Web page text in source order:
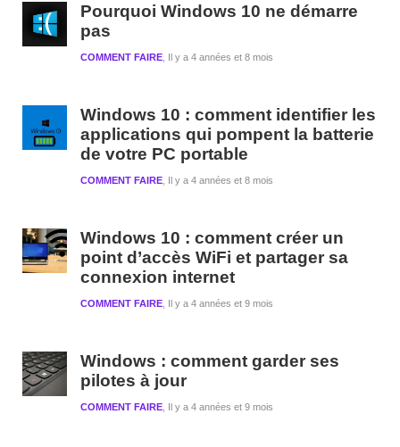
Pourquoi Windows 10 ne démarre
pas
Il y a 4 années et 8 mois
COMMENT FAIRE
Windows 10 : comment identifier les
applications qui pompent la batterie
de votre PC portable
Il y a 4 années et 8 mois
COMMENT FAIRE
Windows 10 : comment créer un
point d’accès WiFi et partager sa
connexion internet
Il y a 4 années et 9 mois
COMMENT FAIRE
Windows : comment garder ses
pilotes à jour
Il y a 4 années et 9 mois
COMMENT FAIRE